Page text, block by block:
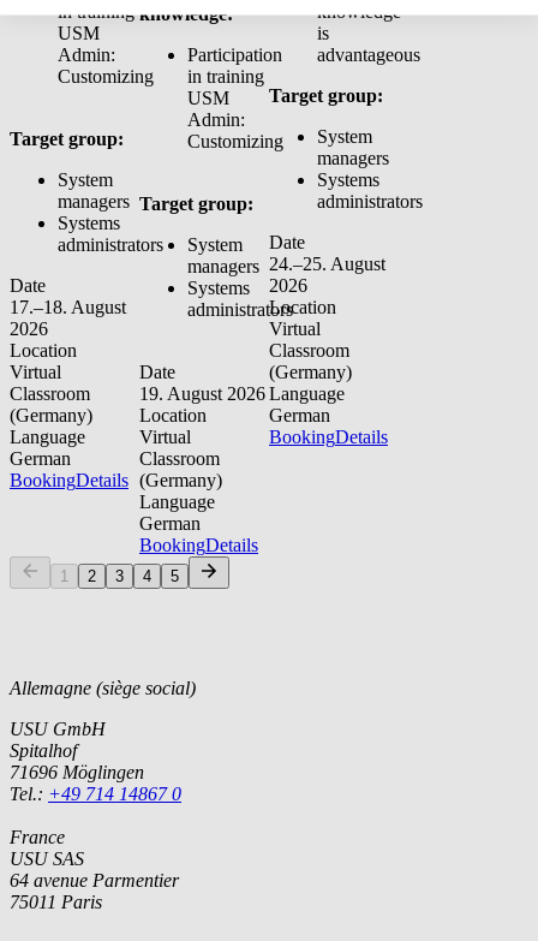
in training
USM
Admin:
Customizing
Target group:
System
managers
Systems
administrators
Date
17.–18. August
2026
Location
Virtual
Classroom
(Germany)
Language
German
BookingDetails
knowledge:
Participation
in training
USM
Admin:
Customizing
Target group:
System
managers
Systems
administrators
Date
19. August 2026
Location
Virtual
Classroom
(Germany)
Language
German
BookingDetails
knowledge
is
advantageous
Target group:
System
managers
Systems
administrators
Date
24.–25. August
2026
Location
Virtual
Classroom
(Germany)
Language
German
BookingDetails
1 2 3 4 5
Allemagne (siège social)
USU GmbH
Spitalhof
71696 Möglingen
Tel.: +49 714 14867 0
France
USU SAS
64 avenue Parmentier
75011 Paris